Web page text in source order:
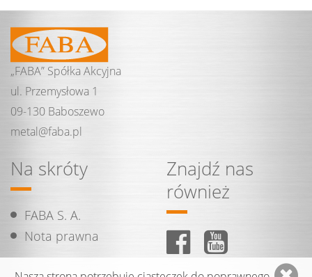
„FABA” Spółka Akcyjna
ul. Przemysłowa 1
09-130 Baboszewo
metal@faba.pl
Na skróty
FABA S. A.
Nota prawna
Znajdź nas
również